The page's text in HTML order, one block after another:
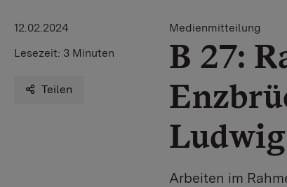
12.02.2024
Lesezeit: 3 Minuten
Teilen
Medienmitteilung
B 27:
Arbeiten im